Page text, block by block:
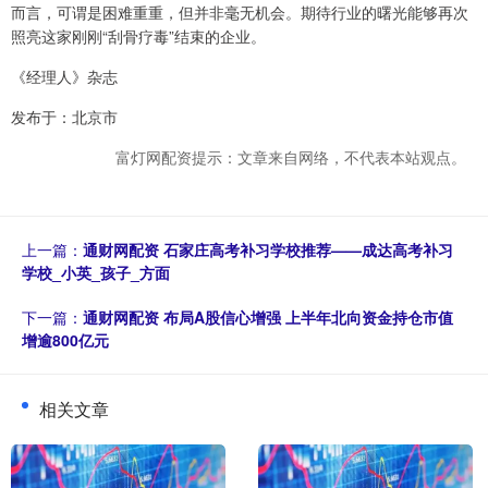
而言，可谓是困难重重，但并非毫无机会。期待行业的曙光能够再次
照亮这家刚刚“刮骨疗毒”结束的企业。
《经理人》杂志
发布于：北京市
富灯网配资提示：文章来自网络，不代表本站观点。
上一篇： 通财网配资 石家庄高考补习学校推荐——成达高考补习
学校_小英_孩子_方面
下一篇： 通财网配资 布局A股信心增强 上半年北向资金持仓市值
增逾800亿元
相关文章